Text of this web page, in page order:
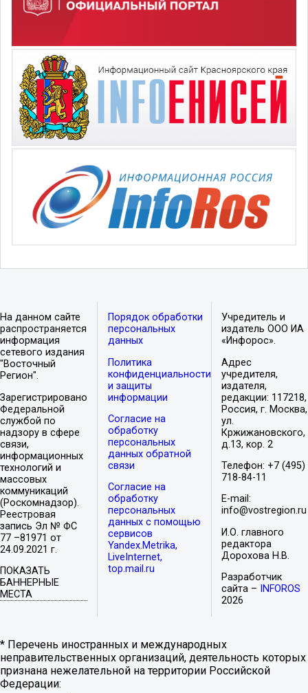
На данном сайте
распространяется
информация
сетевого издания
"Восточный
Регион".
Зарегистрировано
Федеральной
службой по
надзору в сфере
связи,
информационных
технологий и
массовых
коммуникаций
(Роскомнадзор).
Реестровая
запись Эл № ФС
77 –81971 от
24.09.2021 г.
ПОКАЗАТЬ
БАННЕРНЫЕ
МЕСТА
Порядок обработки
персональных
данных
Политика
конфиденциальности
и защиты
информации
Согласие на
обработку
персональных
данных обратной
связи
Согласие на
обработку
персональных
данных с помощью
сервисов
Yandex.Metrika,
LiveInternet,
top.mail.ru
Учредитель и
издатель ООО ИА
«Инфорос».
Адрес
учредителя,
издателя,
редакции: 117218,
Россия, г. Москва,
ул.
Кржижановского,
д.13, кор. 2
Телефон: +7 (495)
718-84-11
E-mail:
info@vostregion.ru
И.О. главного
редактора
Дорохова Н.В.
Разработчик
сайта –
INFOROS
2026
* Перечень иностранных и международных
неправительственных организаций, деятельность которых
признана нежелательной на территории Российской
Федерации: